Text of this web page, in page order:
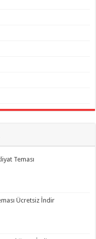
Teması
Ücretsiz İndir